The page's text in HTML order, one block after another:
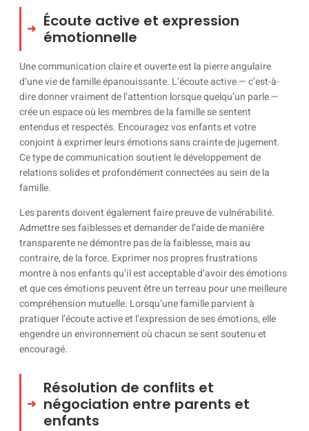
Écoute active et expression
émotionnelle
Une communication claire et ouverte est la pierre angulaire
d’une vie de famille épanouissante. L’écoute active — c’est-à-
dire donner vraiment de l’attention lorsque quelqu’un parle —
crée un espace où les membres de la famille se sentent
entendus et respectés. Encouragez vos enfants et votre
conjoint à exprimer leurs émotions sans crainte de jugement.
Ce type de communication soutient le développement de
relations solides et profondément connectées au sein de la
famille.
Les parents doivent également faire preuve de vulnérabilité.
Admettre ses faiblesses et demander de l’aide de manière
transparente ne démontre pas de la faiblesse, mais au
contraire, de la force. Exprimer nos propres frustrations
montre à nos enfants qu’il est acceptable d’avoir des émotions
et que ces émotions peuvent être un terreau pour une meilleure
compréhension mutuelle. Lorsqu’une famille parvient à
pratiquer l’écoute active et l’expression de ses émotions, elle
engendre un environnement où chacun se sent soutenu et
encouragé.
Résolution de conflits et
négociation entre parents et
enfants